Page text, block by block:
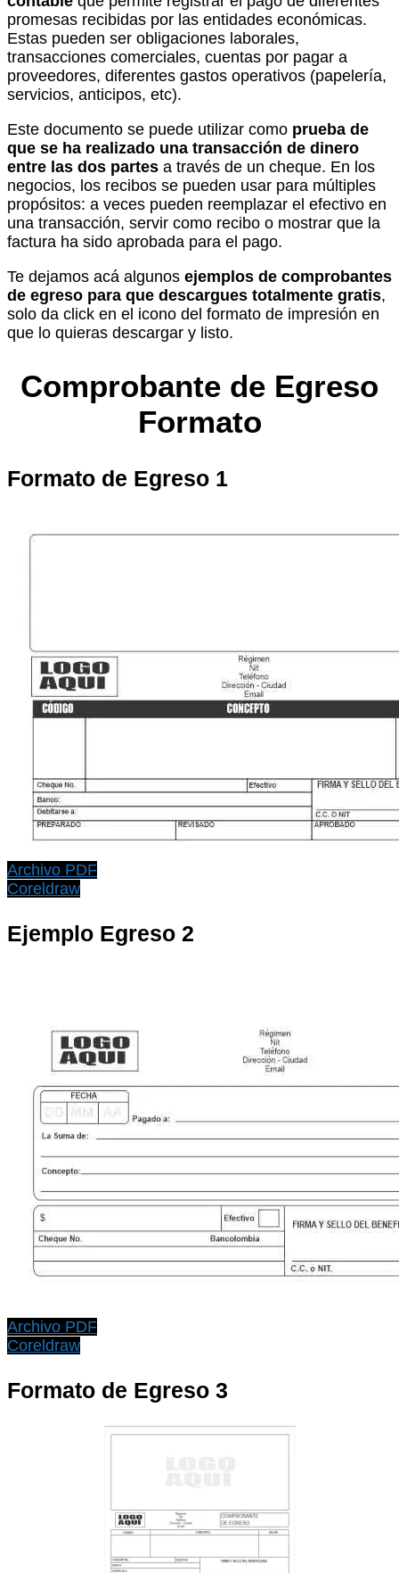
promesas recibidas por las entidades económicas.
Estas pueden ser obligaciones laborales,
transacciones comerciales, cuentas por pagar a
proveedores, diferentes gastos operativos (papelería,
servicios, anticipos, etc).
Este documento se puede utilizar como prueba de
que se ha realizado una transacción de dinero
entre las dos partes a través de un cheque. En los
negocios, los recibos se pueden usar para múltiples
propósitos: a veces pueden reemplazar el efectivo en
una transacción, servir como recibo o mostrar que la
factura ha sido aprobada para el pago.
Te dejamos acá algunos ejemplos de comprobantes
de egreso para que descargues totalmente gratis,
solo da click en el icono del formato de impresión en
que lo quieras descargar y listo.
Comprobante de Egreso
Formato
Formato de Egreso 1
Archivo PDF
Coreldraw
Ejemplo Egreso 2
Archivo PDF
Coreldraw
Formato de Egreso 3